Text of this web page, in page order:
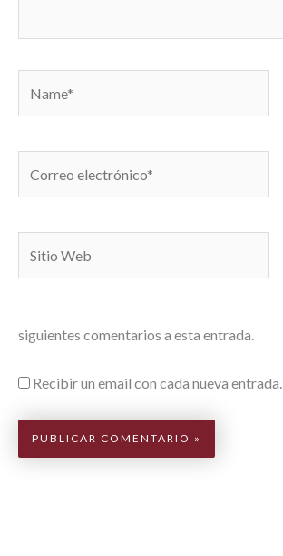
electrónico*
Web
siguientes comentarios a esta entrada.
Recibir un email con cada nueva entrada.